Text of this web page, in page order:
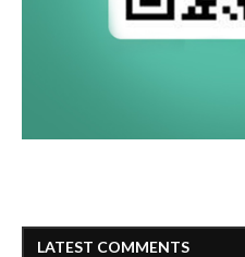
LATEST COMMENTS